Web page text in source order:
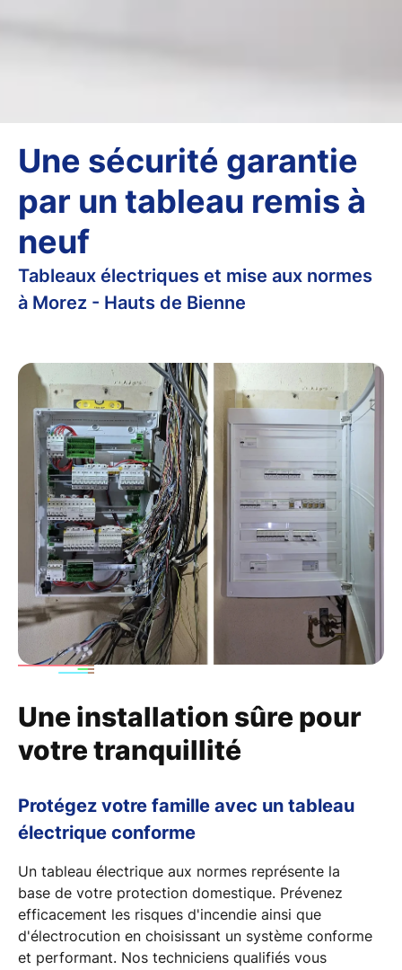
Tableaux électriques et mise aux normes
à Morez - Hauts de Bienne
Une sécurité garantie
par un tableau remis à
neuf
Une installation sûre pour
votre tranquillité
Protégez votre famille avec un tableau
électrique conforme
Un tableau électrique aux normes représente la
base de votre protection domestique. Prévenez
efficacement les risques d'incendie ainsi que
d'électrocution en choisissant un système conforme
et performant. Nos techniciens qualifiés vous